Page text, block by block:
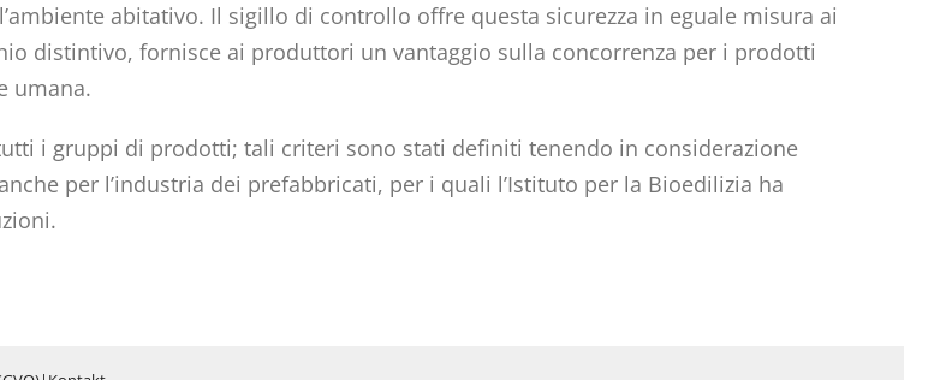
abitativo. Il sigillo di controllo offre questa sicurezza in eguale misura ai
distintivo, fornisce ai produttori un vantaggio sulla concorrenza per i prodotti
umana.
i gruppi di prodotti; tali criteri sono stati definiti tenendo in considerazione
per l’industria dei prefabbricati, per i quali l’Istituto per la Bioedilizia ha